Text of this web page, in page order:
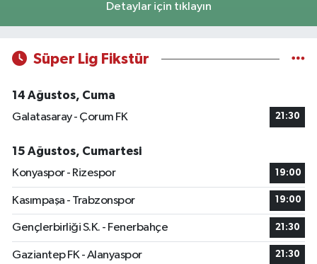
Detaylar için tıklayın
Süper Lig Fikstür
14 Ağustos, Cuma
Galatasaray - Çorum FK
21:30
15 Ağustos, Cumartesi
Konyaspor - Rizespor
19:00
Kasımpaşa - Trabzonspor 19:00
Gençlerbirliği S.K. - Fenerbahçe 21:30
Gaziantep FK - Alanyaspor 21:30